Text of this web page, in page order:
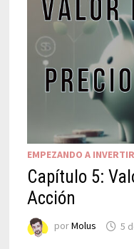
EMPEZANDO A INVERTIR
Capítulo 5:
Acción
porMolus 5